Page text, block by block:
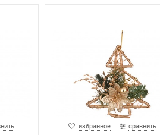
избранное сравнить